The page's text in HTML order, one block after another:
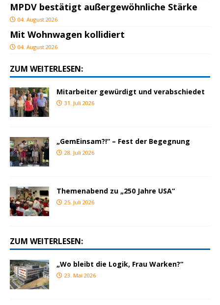
MPDV bestätigt außergewöhnliche Stärke
04. August 2026
Mit Wohnwagen kollidiert
04. August 2026
ZUM WEITERLESEN:
Mitarbeiter gewürdigt und verabschiedet
31. Juli 2026
„GemEinsam?!“ – Fest der Begegnung
28. Juli 2026
Themenabend zu „250 Jahre USA“
25. Juli 2026
ZUM WEITERLESEN:
„Wo bleibt die Logik, Frau Warken?“
23. Mai 2026